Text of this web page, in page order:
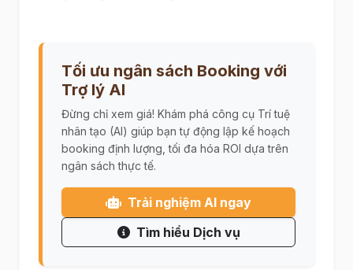
Tối ưu ngân sách Booking với
Trợ lý AI
Đừng chỉ xem giá! Khám phá công cụ Trí tuệ
nhân tạo (AI) giúp bạn tự động lập kế hoạch
booking định lượng, tối đa hóa ROI dựa trên
ngân sách thực tế.
Trải nghiệm AI ngay
Tìm hiểu Dịch vụ